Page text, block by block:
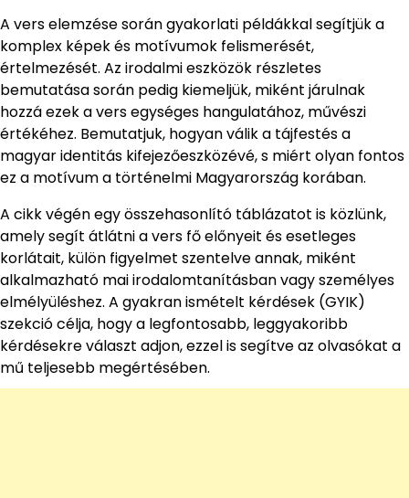
A vers elemzése során gyakorlati példákkal segítjük a
komplex képek és motívumok felismerését,
értelmezését. Az irodalmi eszközök részletes
bemutatása során pedig kiemeljük, miként járulnak
hozzá ezek a vers egységes hangulatához, művészi
értékéhez. Bemutatjuk, hogyan válik a tájfestés a
magyar identitás kifejezőeszközévé, s miért olyan fontos
ez a motívum a történelmi Magyarország korában.
A cikk végén egy összehasonlító táblázatot is közlünk,
amely segít átlátni a vers fő előnyeit és esetleges
korlátait, külön figyelmet szentelve annak, miként
alkalmazható mai irodalomtanításban vagy személyes
elmélyüléshez. A gyakran ismételt kérdések (GYIK)
szekció célja, hogy a legfontosabb, leggyakoribb
kérdésekre választ adjon, ezzel is segítve az olvasókat a
mű teljesebb megértésében.